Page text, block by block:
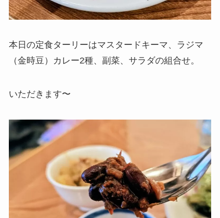
本日の定食ターリーはマスタードキーマ、ラジマ
（金時豆）カレー2種、副菜、サラダの組合せ。
いただきます〜